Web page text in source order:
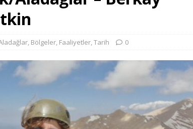
, Bölgeler, Faaliyetler,Tarih 0